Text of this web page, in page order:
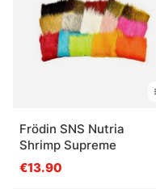
Frödin SNS Nutria
Shrimp Supreme
€13.90